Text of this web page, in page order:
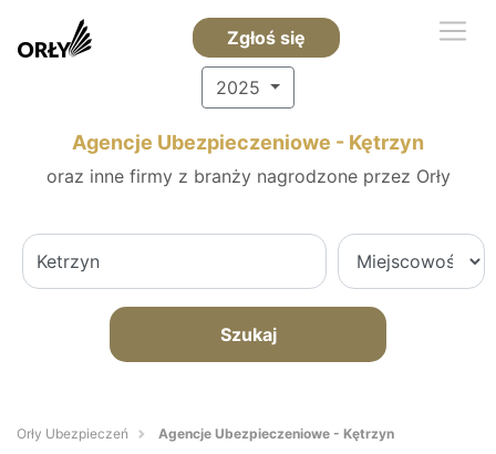
Zgłoś się
2025
Agencje Ubezpieczeniowe - Kętrzyn
oraz inne firmy z branży nagrodzone przez Orły
Szukaj
Orły Ubezpieczeń Agencje Ubezpieczeniowe - Kętrzyn